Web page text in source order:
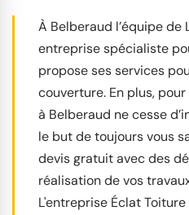
À Belberaud l’équipe de
entreprise spécialiste
propose ses services
couverture. En plus,
à Belberaud ne cesse
le but de toujours vous
devis gratuit avec des
réalisation de vos
L'entreprise Éclat